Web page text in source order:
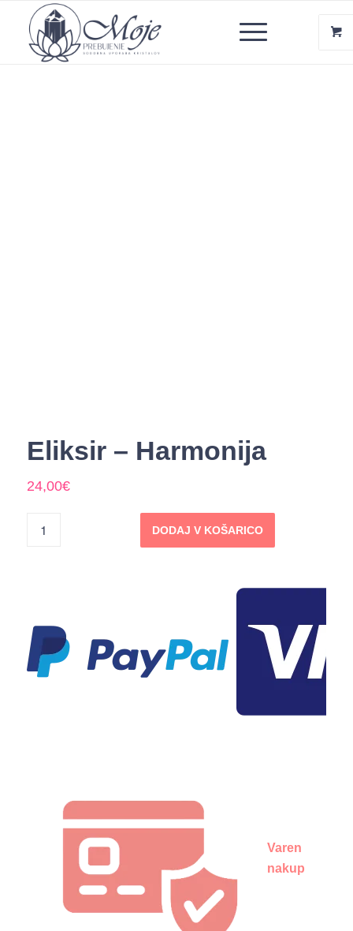
Eliksir – Harmonija
24,00€
DODAJ V KOŠARICO
Varen
nakup